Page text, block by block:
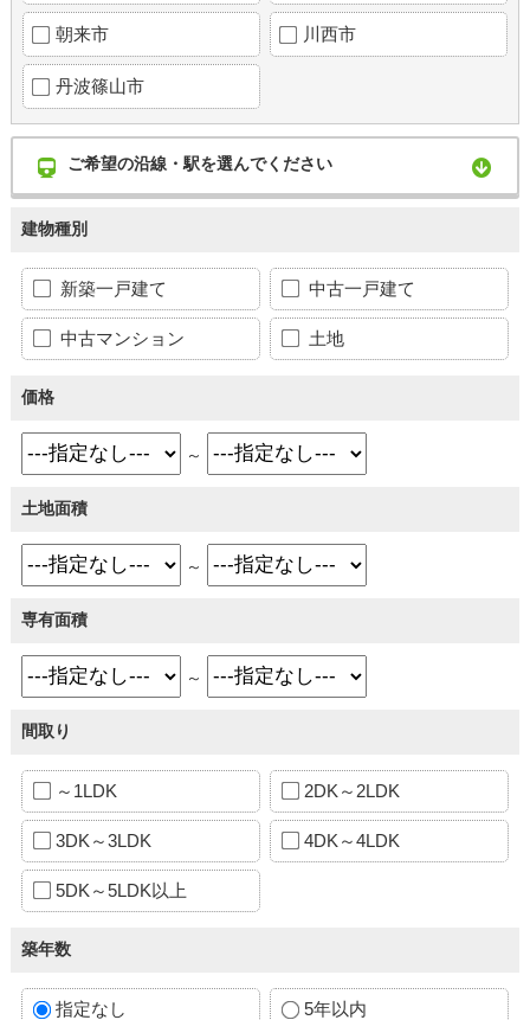
朝来市 川西市
丹波篠山市
ご希望の沿線・駅を選んでください
建物種別
新築一戸建て 中古一戸建て
中古マンション 土地
価格
～
土地面積
～
専有面積
～
間取り
～1LDK 2DK～2LDK
3DK～3LDK 4DK～4LDK
5DK～5LDK以上
築年数
指定なし 5年以内